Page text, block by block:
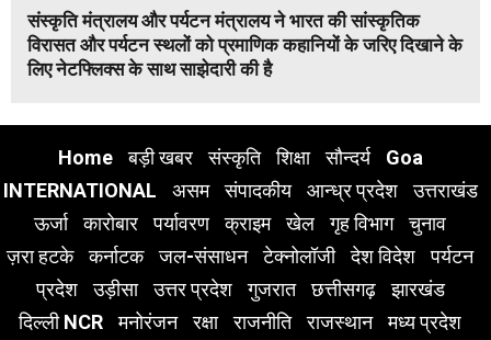
संस्कृति मंत्रालय और पर्यटन मंत्रालय ने भारत की सांस्कृतिक
विरासत और पर्यटन स्थलों को प्रमाणिक कहानियों के जरिए दिखाने के
लिए नेटफ्लिक्स के साथ साझेदारी की है
Home बड़ी खबर संस्कृति शिक्षा सौन्दर्य
Goa
INTERNATIONAL
असम संपादकीय आन्ध्र प्रदेश
उत्तराखंड
ऊर्जा
कारोबार पर्यावरण क्राइम खेल गृह विभाग
चुनाव
ज़रा हटके
कर्नाटक जल-संसाधन टेक्नोलॉजी देश विदेश
पर्यटन
प्रदेश
उड़ीसा उत्तर प्रदेश गुजरात छत्तीसगढ़
झारखंड
दिल्ली NCR
मनोरंजन रक्षा राजनीति राजस्थान मध्य प्रदेश